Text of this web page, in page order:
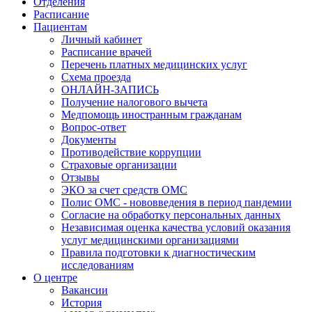
Расписание
Пациентам
Личный кабинет
Расписание врачей
Перечень платных медицинских услуг
Схема проезда
ОНЛАЙН-ЗАПИСЬ
Получение налогового вычета
Медпомощь иностранным гражданам
Вопрос-ответ
Документы
Противодействие коррупции
Страховые организации
Отзывы
ЭКО за счет средств ОМС
Полис ОМС - нововведения в период пандемии
Согласие на обработку персональных данных
Независимая оценка качества условий оказания
услуг медицинскими организациями
Правила подготовки к диагностическим
исследованиям
О центре
Вакансии
История